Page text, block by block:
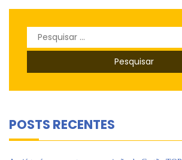
Pesquisar
POSTS RECENTES